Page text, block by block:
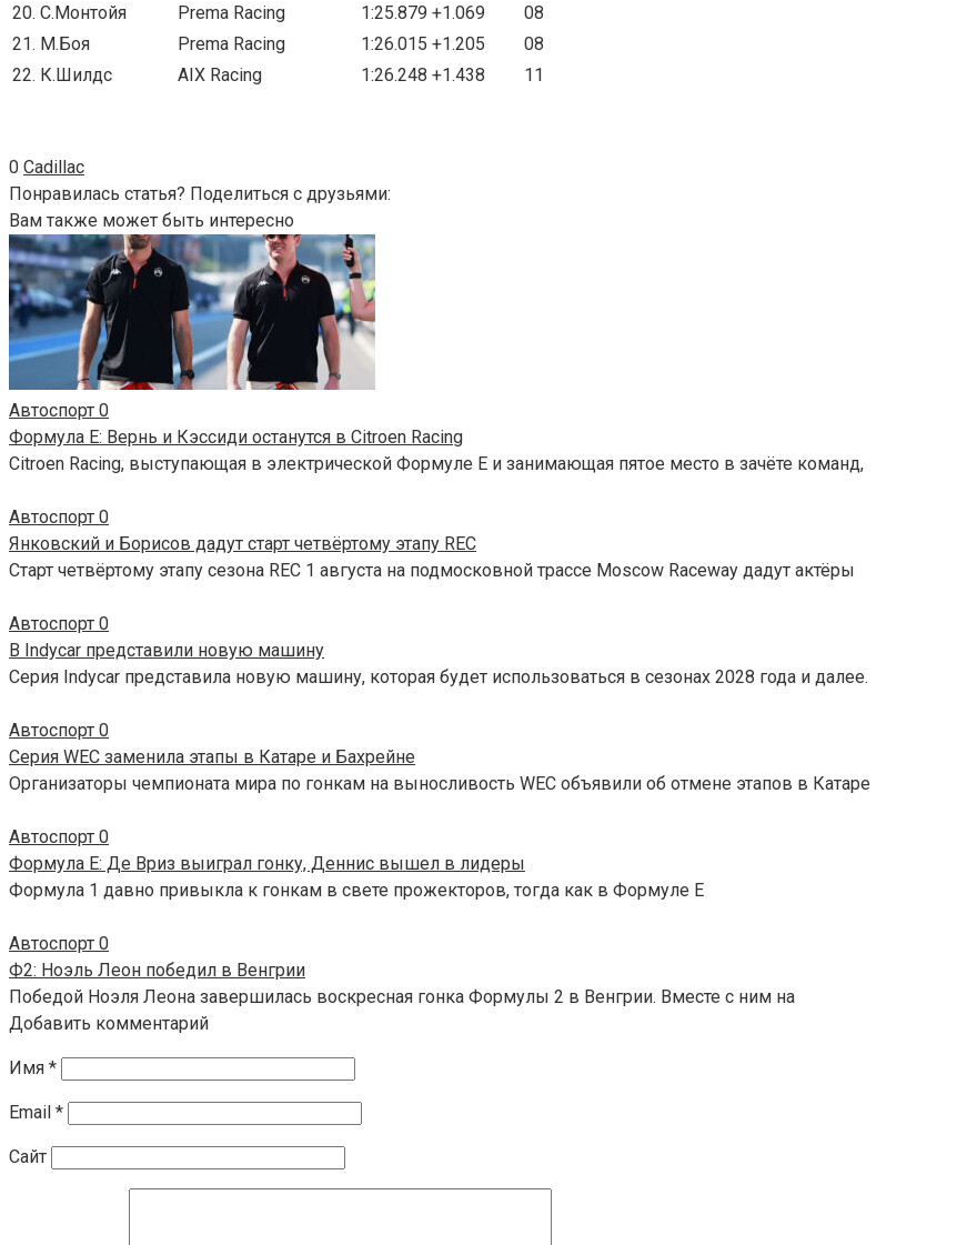
20. С.Монтойя
Prema Racing 1:25.879 +1.069
08
21. М.Боя
Prema Racing 1:26.015 +1.205
08
22. К.Шилдс
AIX Racing 1:26.248 +1.438 11
0 Cadillac
Понравилась статья? Поделиться с друзьями:
Вам также может быть интересно
Автоспорт 0
Формула Е: Вернь и Кэссиди останутся в Citroen Racing
Citroen Racing, выступающая в электрической Формуле Е и занимающая пятое место в зачёте команд,
Автоспорт 0
Янковский и Борисов дадут старт четвёртому этапу REC
Старт четвёртому этапу сезона REC 1 августа на подмосковной трассе Moscow Raceway дадут актёры
Автоспорт 0
В Indycar представили новую машину
Серия Indycar представила новую машину, которая будет использоваться в сезонах 2028 года и далее.
Автоспорт 0
Серия WEC заменила этапы в Катаре и Бахрейне
Организаторы чемпионата мира по гонкам на выносливость WEC объявили об отмене этапов в Катаре
Автоспорт 0
Формула E: Де Вриз выиграл гонку, Деннис вышел в лидеры
Формула 1 давно привыкла к гонкам в свете прожекторов, тогда как в Формуле E
Автоспорт 0
Ф2: Ноэль Леон победил в Венгрии
Победой Ноэля Леона завершилась воскресная гонка Формулы 2 в Венгрии. Вместе с ним на
Добавить комментарий
Имя *
Email *
Сайт